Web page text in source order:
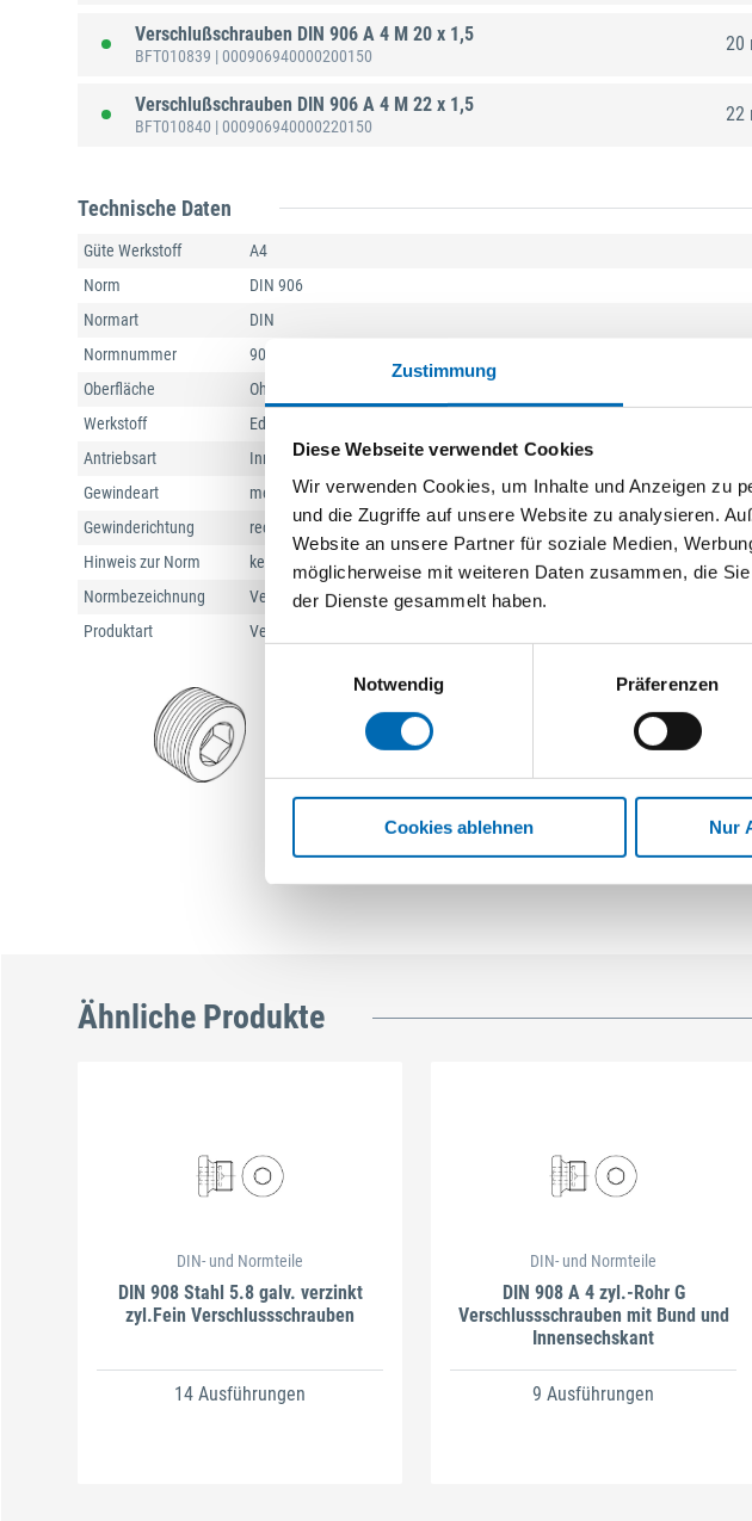
Zustimmung
Diese Webseite verwendet Cookies
Wir verwenden Cookies, um Inhalte und Anzeigen zu
und die Zugriffe auf unsere Website zu analysieren.
Website an unsere Partner für soziale Medien,
möglicherweise mit weiteren Daten zusammen, die
der Dienste gesammelt haben.
Notwendig
Präferenzen
Cookies ablehnen Nur
Verschlußschrauben DIN 906 A 4 M 20 x 1,5
BFT010839 | 000906940000200150
20
Verschlußschrauben DIN 906 A 4 M 22 x 1,5
BFT010840 | 000906940000220150
22
Technische Daten
Güte Werkstoff
A4
Norm
DIN 906
Normart
DIN
Normnummer
906
Oberfläche
Ohne Oberflächenangabe
Werkstoff
Edelstahl
Antriebsart
Innensechskant
Gewindeart
metrisches kegeliges Feingewinde
Gewinderichtung
rechts
Hinweis zur Norm
kegeliges Gewinde
Normbezeichnung
Verschlussschraube
Produktart
Verschlussschraube
Ähnliche Produkte
DIN- und Normteile
DIN 908 Stahl 5.8 galv. verzinkt
zyl.Fein Verschlussschrauben
14 Ausführungen
DIN- und Normteile
DIN 908 A 4 zyl.-Rohr G
Verschlussschrauben mit Bund und
Innensechskant
9 Ausführungen